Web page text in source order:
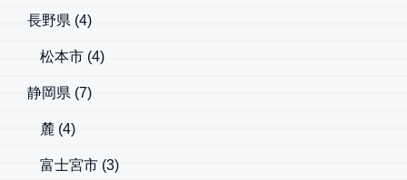
長野県 (4)
松本市 (4)
静岡県 (7)
麓 (4)
富士宮市 (3)